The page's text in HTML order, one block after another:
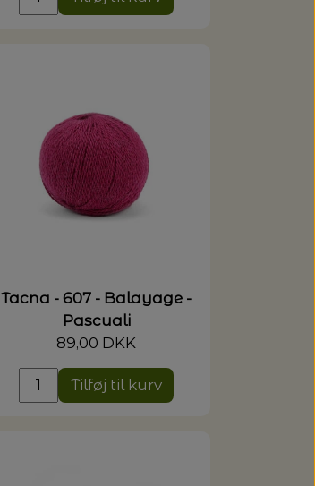
Tacna - 607 - Balayage -
Pascuali
89,00 DKK
Tilføj til kurv